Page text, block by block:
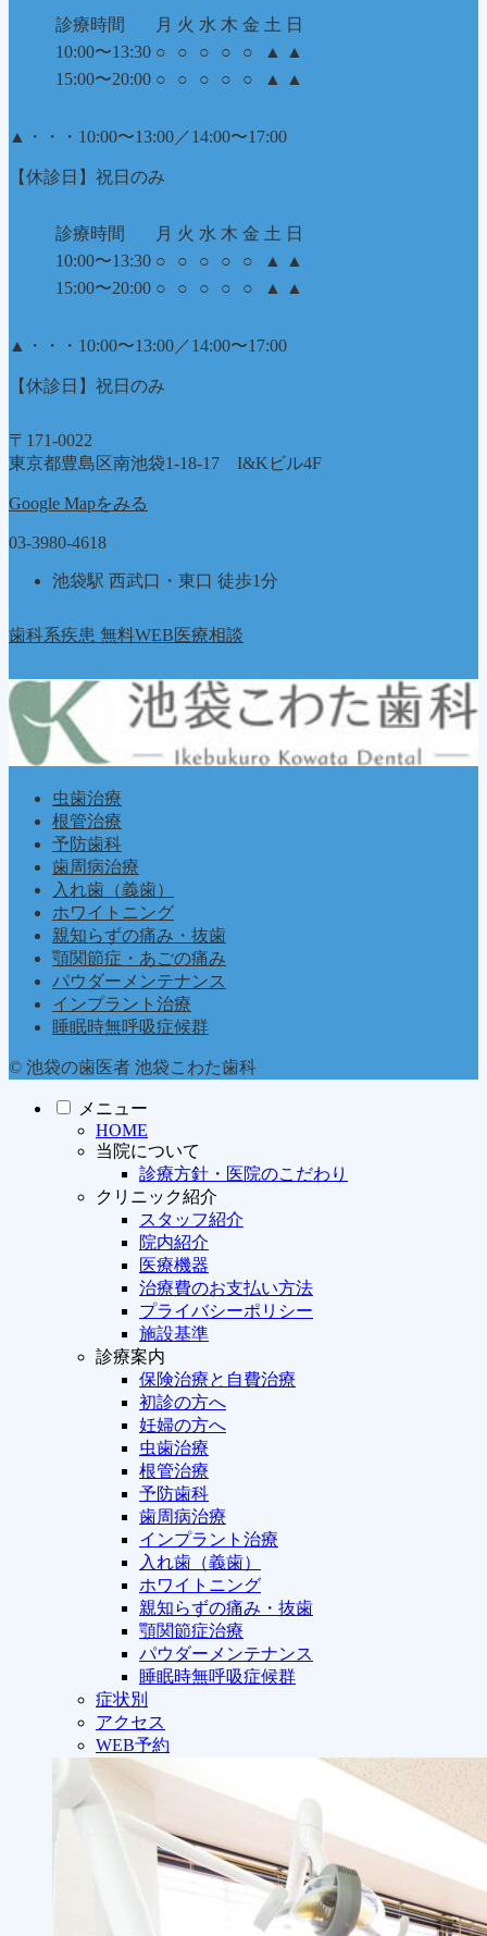
診療時間 月 火 水 木 金 土 日
10:00〜13:30 ○ ○ ○ ○ ○ ▲
▲
15:00〜20:00 ○ ○ ○ ○ ○ ▲ ▲
▲ ・・・10:00〜13:00／14:00〜17:00
【休診日】祝日のみ
診療時間 月 火 水 木 金 土 日
10:00〜13:30 ○ ○ ○ ○ ○ ▲
▲
15:00〜20:00 ○ ○ ○ ○ ○ ▲ ▲
▲ ・・・10:00〜13:00／14:00〜17:00
【休診日】祝日のみ
〒171-0022
東京都豊島区南池袋1-18-17 I&Kビル4F
Google Mapをみる
03-3980-4618
池袋駅 西武口・東口 徒歩1分
歯科系疾患 無料WEB医療相談
虫歯治療
根管治療
予防歯科
歯周病治療
入れ歯（義歯）
ホワイトニング
親知らずの痛み・抜歯
顎関節症・あごの痛み
パウダーメンテナンス
インプラント治療
睡眠時無呼吸症候群
© 池袋の歯医者 池袋こわた歯科
メニュー
HOME
当院について
診療方針・医院のこだわり
クリニック紹介
スタッフ紹介
院内紹介
医療機器
治療費のお支払い方法
プライバシーポリシー
施設基準
診療案内
保険治療と自費治療
初診の方へ
妊婦の方へ
虫歯治療
根管治療
予防歯科
歯周病治療
インプラント治療
入れ歯（義歯）
ホワイトニング
親知らずの痛み・抜歯
顎関節症治療
パウダーメンテナンス
睡眠時無呼吸症候群
症状別
アクセス
WEB予約